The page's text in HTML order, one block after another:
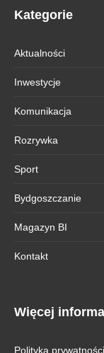
Kategorie
Aktualności
Inwestycje
Komunikacja
Rozrywka
Sport
Bydgoszczanie
Magazyn BI
Kontakt
Więcej
Polityka prywatności